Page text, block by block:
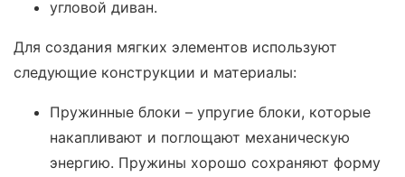
угловой диван.
Для создания мягких элементов используют
следующие конструкции и материалы:
Пружинные блоки – упругие блоки, которые
накапливают и поглощают механическую
энергию. Пружины хорошо сохраняют форму